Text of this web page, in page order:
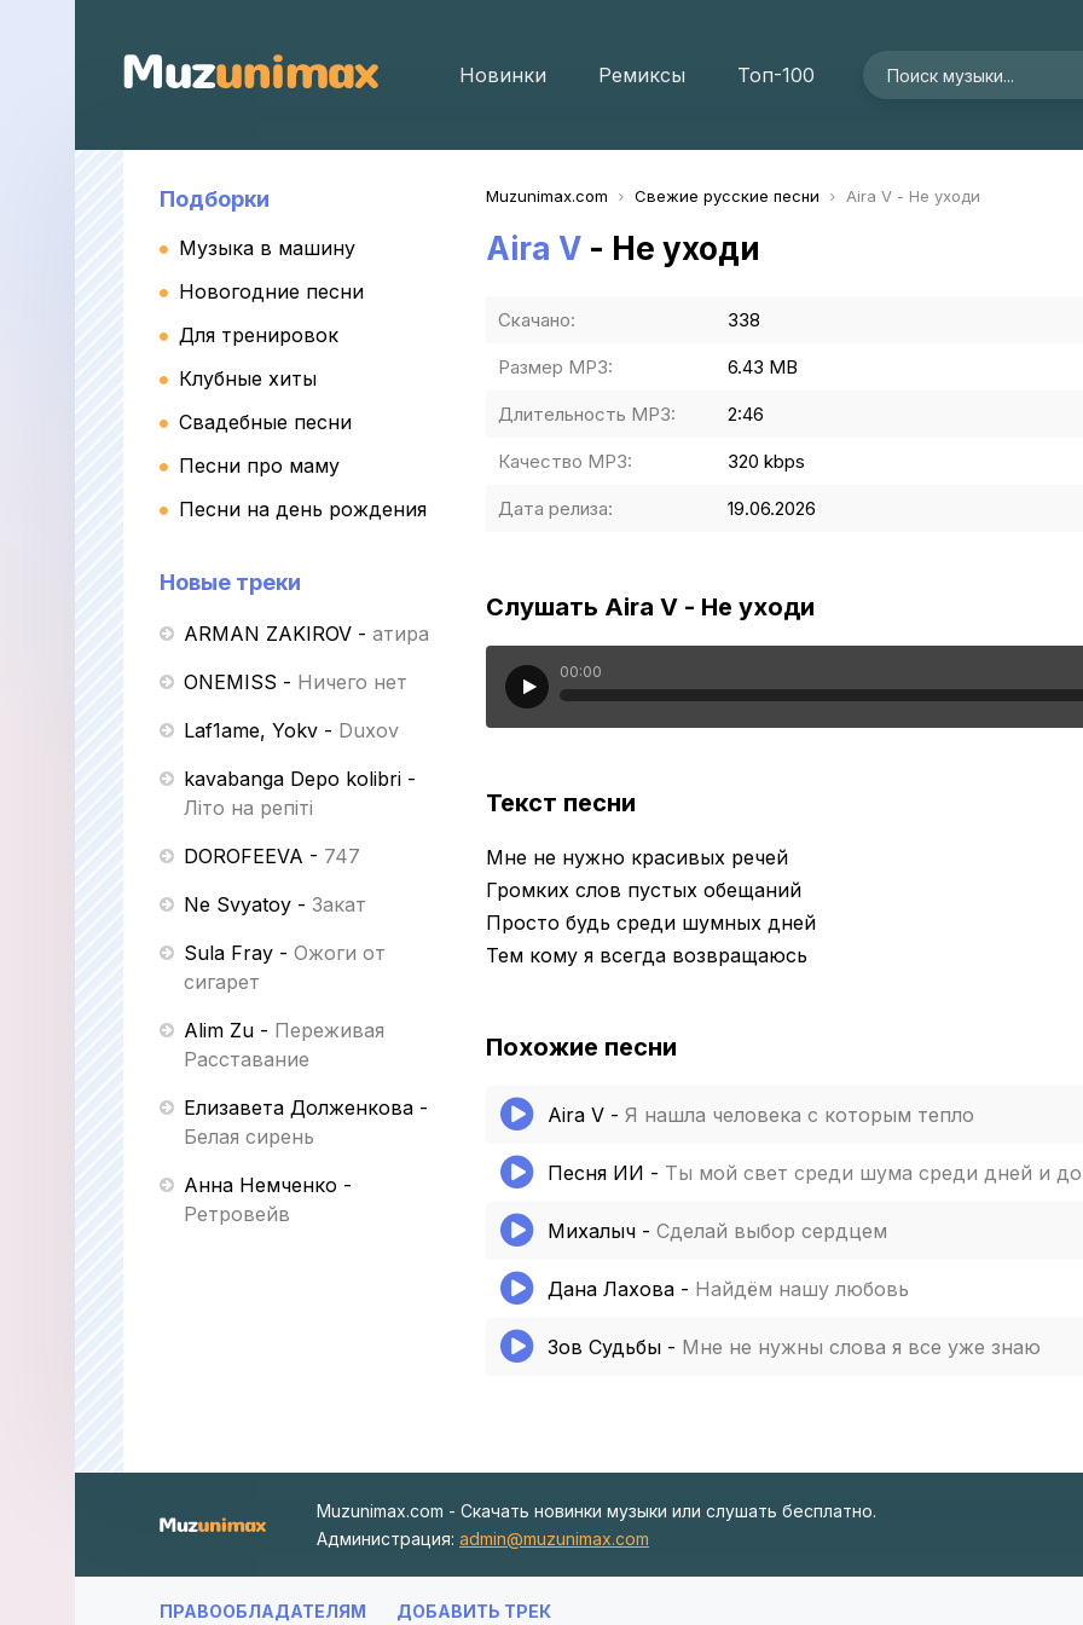
Новинки Ремиксы Топ-100
Подборки
Музыка в машину
Новогодние песни
Для тренировок
Клубные хиты
Свадебные песни
Песни про маму
Песни на день рождения
Новые треки
ARMAN ZAKIROV - Қатира
ONEMISS - Ничего нет
Laf1ame, Yokv - Duxov
kavabanga Depo kolibri -
Літо на репіті
DOROFEEVA - 747
Ne Svyatoy - Закат
Sula Fray - Ожоги от
сигарет
Alim Zu - Переживая
Расставание
Елизавета Долженкова -
Белая сирень
Анна Немченко -
Ретровейв
Muzunimax.com Свежие русские песни Aira V - Не уходи
Aira V - Не уходи
Скачано: 338
Размер MP3: 6.43 MB
Длительность MP3: 2:46
Качество MP3: 320 kbps
Дата релиза: 19.06.2026
Слушать Aira V - Не уходи
00:00
Текст песни
Мне не нужно красивых речей
Громких слов пустых обещаний
Просто будь среди шумных дней
Тем кому я всегда возвращаюсь
Похожие песни
Aira V - Я нашла человека с которым тепло
Песня ИИ - Ты мой свет среди шума среди дней и
Михалыч - Сделай выбор сердцем
Дана Лахова - Найдём нашу любовь
Зов Судьбы - Мне не нужны слова я все уже знаю
Muzunimax.com - Скачать новинки музыки или слушать бесплатно.
Администрация: admin@muzunimax.com
ПРАВООБЛАДАТЕЛЯМ ДОБАВИТЬ ТРЕК